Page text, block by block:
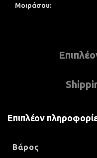
Μοιράσου
Επιπλέον
Βάρος